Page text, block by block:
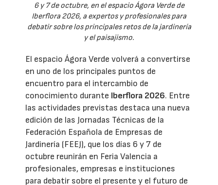
6 y 7 de octubre, en el espacio Ágora Verde de
Iberflora 2026, a expertos y profesionales para
debatir sobre los principales retos de la jardinería
y el paisajismo.
El espacio Ágora Verde volverá a convertirse
en uno de los principales puntos de
encuentro para el intercambio de
conocimiento durante Iberflora 2026. Entre
las actividades previstas destaca una nueva
edición de las Jornadas Técnicas de la
Federación Española de Empresas de
Jardinería (FEEJ), que los días 6 y 7 de
octubre reunirán en Feria Valencia a
profesionales, empresas e instituciones
para debatir sobre el presente y el futuro de